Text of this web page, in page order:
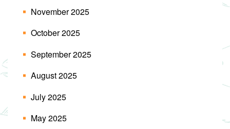
November 2025
October 2025
September 2025
August 2025
July 2025
May 2025